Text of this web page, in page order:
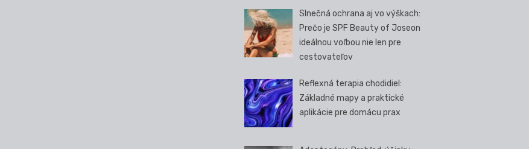
Slnečná ochrana aj vo výškach:
Prečo je SPF Beauty of Joseon
ideálnou voľbou nie len pre
cestovateľov
Reflexná terapia chodidiel:
Základné mapy a praktické
aplikácie pre domácu prax